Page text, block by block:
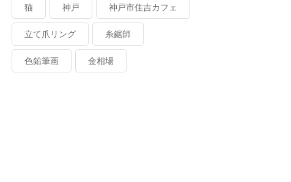
猫 神戸 神戸市住吉カフェ
立て爪リング 糸鋸師
色鉛筆画 金相場